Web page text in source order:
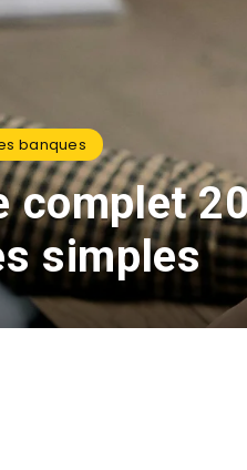
banques
complet
simples